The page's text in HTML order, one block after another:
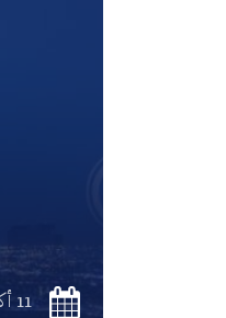
11 أكتوبر 2025